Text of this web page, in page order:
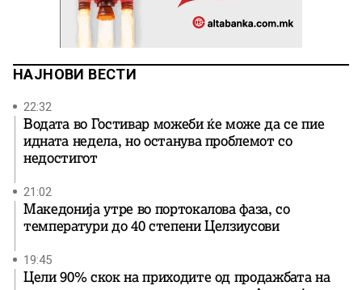
НАЈНОВИ ВЕСТИ
22:32
Водата во Гостивар можеби ќе може да се пие
идната недела, но останува проблемот со
недостигот
21:02
Македонија утре во портокалова фаза, со
температури до 40 степени Целзиусови
19:45
Цели 90% скок на приходите од продажбата на